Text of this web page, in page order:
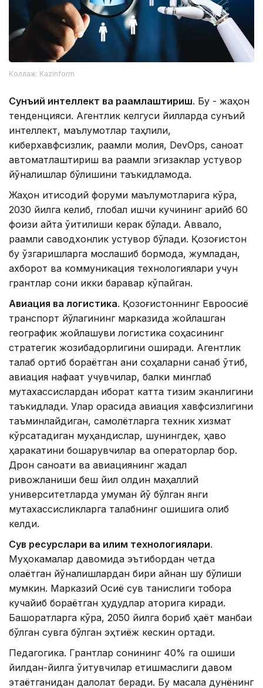
Коллаж: Kazinform
Сунъий интеллект ва рақамлаштириш. Бу - жаҳон
тенденцияси. Агентлик келгуси йилларда сунъий
интеллект, маълумотлар таҳлили,
киберхавфсизлик, рақамли молия, DevOps, саноат
автоматлаштириш ва рақамли эгизаклар устувор
йўналишлар бўлишини таъкидламоқда.
Жаҳон иқтисодий форуми маълумотларига кўра,
2030 йилга келиб, глобал ишчи кучининг қарийб 60
фоизи қайта ўқитилиши керак бўлади. Аввало,
рақамли саводхонлик устувор бўлади. Қозоғистон
бу ўзгаришларга мослашиб бормоқда, жумладан,
ахборот ва коммуникация технологиялари учун
грантлар сони икки баравар кўпайган.
Авиация ва логистика. Қозоғистоннинг Евроосиё
транспорт йўлагининг марказида жойлашган
географик жойлашуви логистика соҳасининг
стратегик жозибадорлигини оширади. Агентлик
талаб ортиб бораётган аниқ соҳаларни санаб ўтиб,
авиация нафақат учувчилар, балки минглаб
мутахассислардан иборат катта тизим эканлигини
таъкидлади. Улар орасида авиация хавфсизлигини
таъминлайдиган, самолётларга техник хизмат
кўрсатадиган муҳандислар, шунингдек, ҳаво
ҳаракатини бошқарувчилар ва операторлар бор.
Дрон саноати ва авиациянинг жадал
ривожланиши беш йил олдин маҳаллий
университетларда умуман йўқ бўлган янги
мутахассисликларга талабнинг ошишига олиб
келди.
Сув ресурслари ва иқлим технологиялари.
Муҳокамалар давомида эътибордан четда
қолаётган йўналишлардан бири айнан шу бўлиши
мумкин. Марказий Осиё сув танқислиги тобора
кучайиб бораётган ҳудудлар қаторига киради.
Башоратларга кўра, 2050 йилга бориб ҳаёт манбаи
бўлган сувга бўлган эҳтиёж кескин ортади.
Педагогика. Грантлар сонининг 40% га ошиши
йилдан-йилга ўқитувчилар етишмаслиги давом
этаётганидан далолат беради. Бу масала дунёнинг